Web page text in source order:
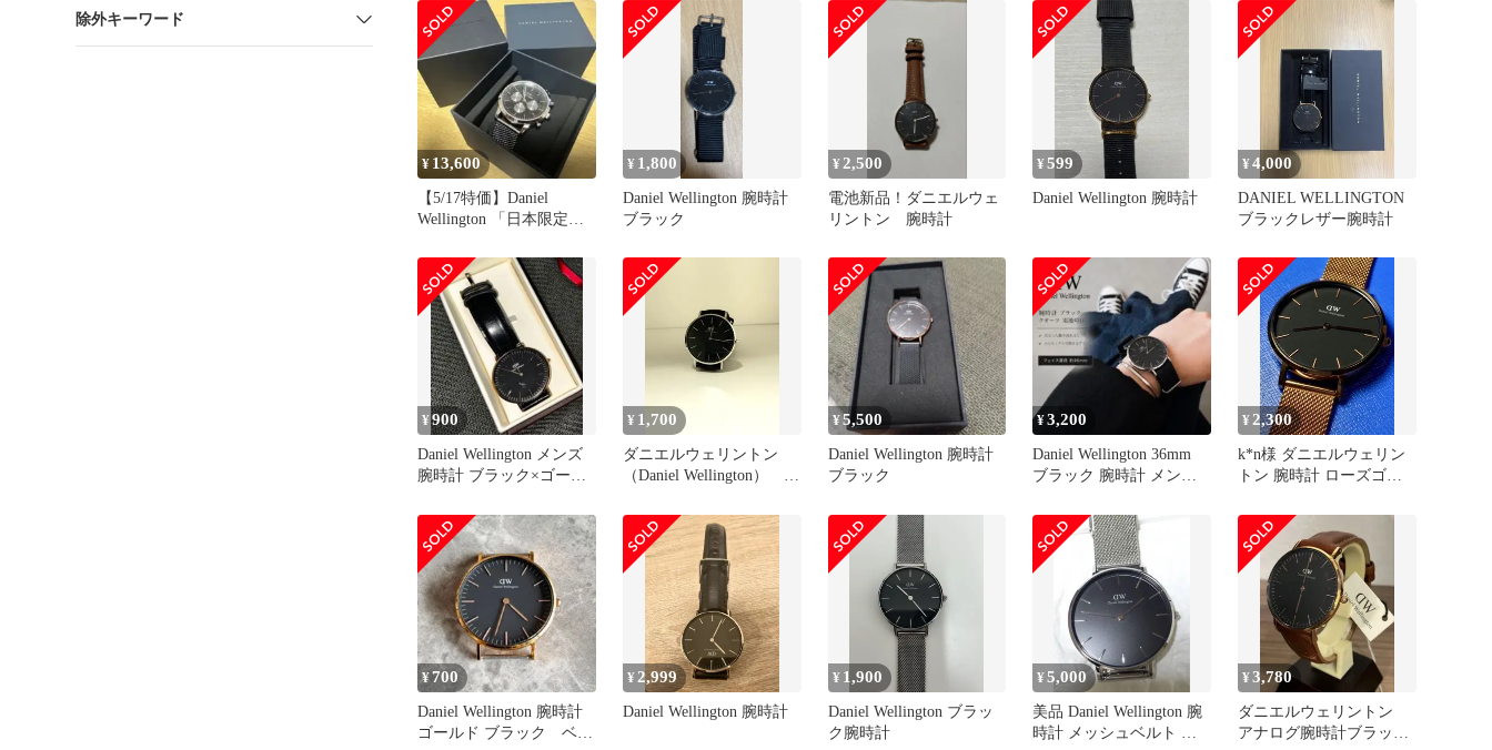
除外キーワード
¥ 13,600
【5/17特価】Daniel
Wellington 「日本限定」
¥ 1,800
Daniel Wellington 腕時計
ブラック
¥ 2,500
電池新品！ダニエルウェ
リントン 腕時計
¥599
Daniel Wellington 腕時計
¥4,000
DANIEL WELLINGTON
ブラックレザー腕時計
¥900
Daniel Wellington メンズ
腕時計 ブラック×ゴール
¥ 1,700
ダニエルウェリントン
（Daniel Wellington）
¥5,500
Daniel Wellington 腕時計
ブラック
¥3,200
Daniel Wellington 36mm
ブラック 腕時計 メンズ
¥2,300
k*n様 ダニエルウェリン
トン 腕時計 ローズゴー
¥700
Daniel Wellington 腕時計
ゴールド ブラック ベル
¥2,999
Daniel Wellington 腕時計
¥ 1,900
Daniel Wellington ブラッ
ク腕時計
¥5,000
美品 Daniel Wellington 腕
時計 メッシュベルト ブ
¥3,780
ダニエルウェリントン
アナログ腕時計ブラック